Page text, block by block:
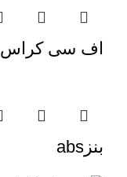
اف سی کراس
بنزabs